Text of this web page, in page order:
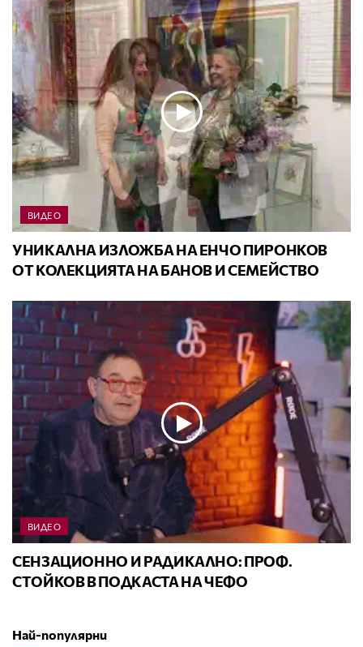
ВИДЕО
УНИКАЛНА ИЗЛОЖБА НА ЕНЧО ПИРОНКОВ
ОТ КОЛЕКЦИЯТА НА БАНОВ И СЕМЕЙСТВО
ВИДЕО
СЕНЗАЦИОННО И РАДИКАЛНО: ПРОФ.
СТОЙКОВ В ПОДКАСТА НА ЧЕФО
Най-популярни